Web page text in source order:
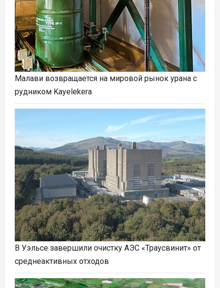
Малави возвращается на мировой рынок урана с
рудником Kayelekera
В Уэльсе завершили очистку АЭС «Траусвинит» от
среднеактивных отходов